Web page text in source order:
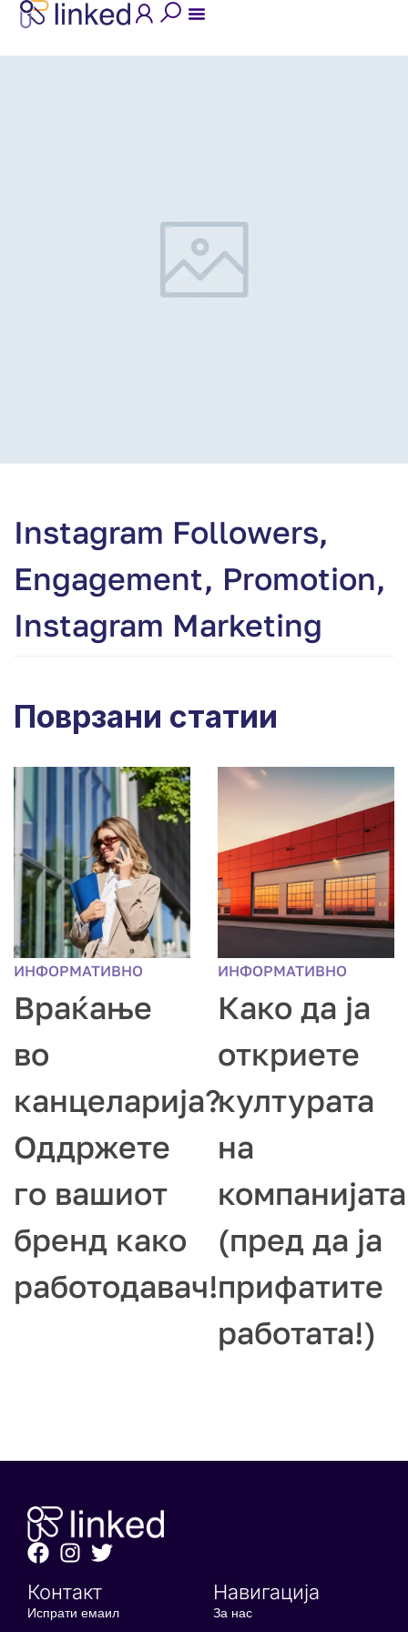
Instagram Followers,
Engagement, Promotion,
Instagram Marketing
Поврзани статии
ИНФОРМАТИВНО
Враќање
во
канцеларија?
Оддржете
го вашиот
бренд како
работодавач!
ИНФОРМАТИВНО
Како да ја
откриете
културата
на
компанијата
(пред да ја
прифатите
работата!)
Контакт
Испрати емаил
Навигација
За нас